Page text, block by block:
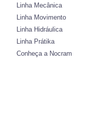
Linha Mecânica
Linha Movimento
Linha Hidráulica
Linha Prátika
Conheça a Nocram